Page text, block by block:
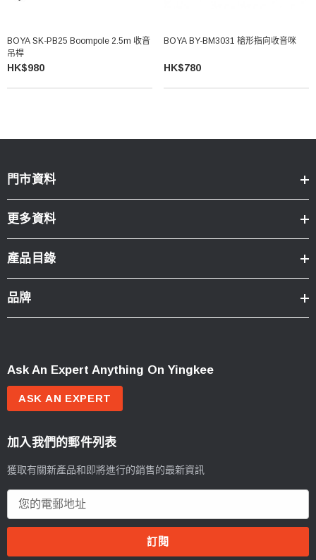
BOYA SK-PB25 Boompole 2.5m 收音
吊桿
HK$980
BOYA BY-BM3031 槍形指向收音咪
HK$780
門市資料
更多資料
產品目錄
品牌
Ask An Expert Anything On Yingkee
ASK AN EXPERT
加入我們的郵件列表
獲取有關新產品和即將進行的銷售的最新資訊
郵